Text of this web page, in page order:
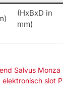
(HxBxD in
mm)
Salvus Monza
slot